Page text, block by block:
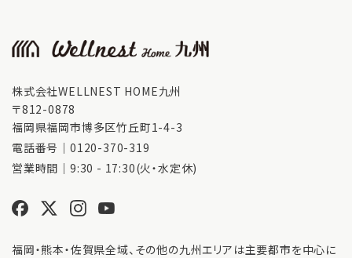
株式会社WELLNEST HOME九州
〒812-0878
福岡県福岡市博多区竹丘町1-4-3
電話番号｜ 0120-370-319
営業時間｜9:30 - 17:30(火・水定休)
福岡・熊本・佐賀県全域、その他の九州エリアは主要都市を中心に